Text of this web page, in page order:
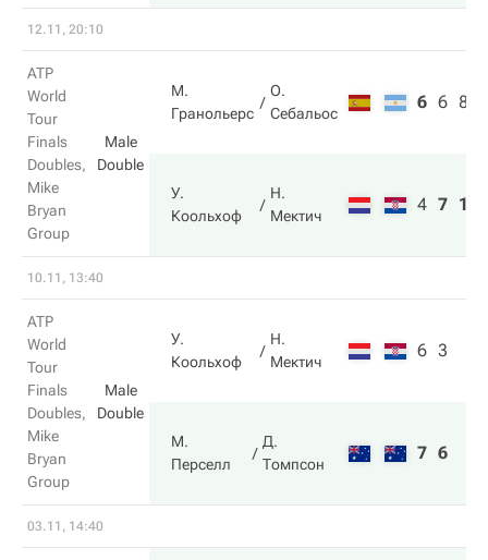
12.11, 20:10
ATP
World
Tour
Finals
Doubles,
Mike
Bryan
Group
Male
Double
М.
Гранольерс
О.
Себальос
6 6 8
У.
Коольхоф
Н.
Мектич
4 7 10
10.11, 13:40
ATP
World
Tour
Finals
Doubles,
Mike
Bryan
Group
Male
Double
У.
Коольхоф
Н.
Мектич
6 3
М.
Перселл
Д.
Томпсон
7 6
03.11, 14:40